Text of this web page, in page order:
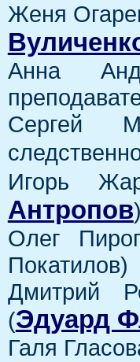
Женя
Анна
Сергей
Игорь
Антропов)
Олег
Покатилов)
Дмитрий
(Эдуард
Галя